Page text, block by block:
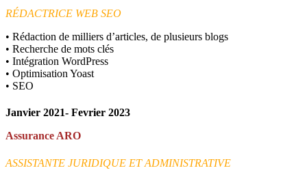
RÉDACTRICE WEB SEO
• Rédaction de milliers d’articles, de plusieurs blogs
• Recherche de mots clés
• Intégration WordPress
• Optimisation Yoast
• SEO
Janvier 2021- Fevrier 2023
Assurance ARO
ASSISTANTE JURIDIQUE ETADMINISTRATIVE